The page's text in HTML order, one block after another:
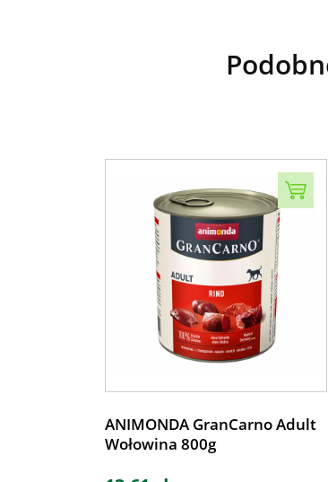
ANIMONDA GranCarno Adult
Wołowina 800g